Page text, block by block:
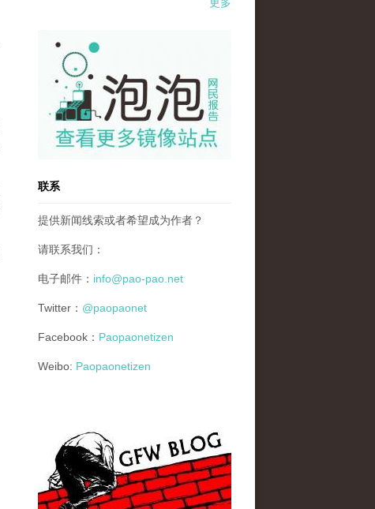
pao-pao-banner-mirror-site-120814.jpg
联系
提供新闻线索或者希望成为作者？
请联系我们：
电子邮件： info@pao-pao.net
Twitter： @paopaonet
Facebook： Paopaonetizen
Weibo: Paopaonetizen
gfw_blog_small.jpg